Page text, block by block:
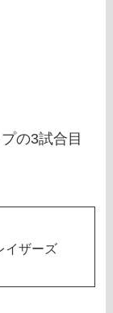
の3試合目
イザーズ